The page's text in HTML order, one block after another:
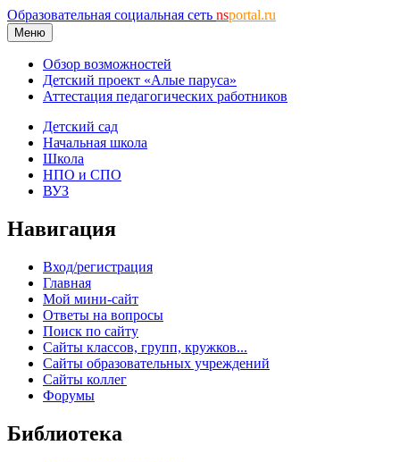
Образовательная социальная сеть nsportal.ru
Меню
Обзор возможностей
Детский проект «Алые паруса»
Аттестация педагогических работников
Детский сад
Начальная школа
Школа
НПО и СПО
ВУЗ
Навигация
Вход/регистрация
Главная
Мой мини-сайт
Ответы на вопросы
Поиск по сайту
Сайты классов, групп, кружков...
Сайты образовательных учреждений
Сайты коллег
Форумы
Библиотека